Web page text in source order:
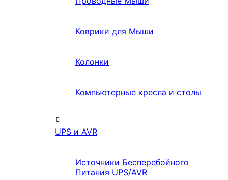
Коврики для Мыши
Колонки
Компьютерные кресла и столы
UPS и AVR
Источники Бесперебойного
Питания UPS/AVR